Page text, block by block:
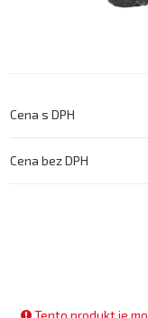
Cena s DPH
Cena bez DPH
Tento produkt je